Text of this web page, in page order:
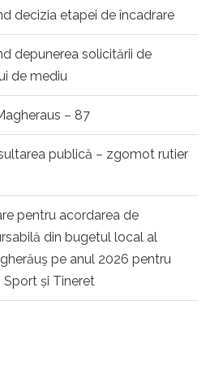
decizia etapei de încadrare
depunerea solicitării de
de mediu
– 87
publică – zgomot rutier
pentru acordarea de
din bugetul local al
pe anul 2026 pentru
Sport și Tineret